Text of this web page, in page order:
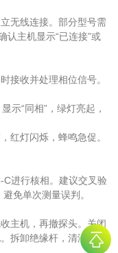
无线连接。部分型号需
认主机显示“已连接”或
收并处理相位信号。
“同相”，绿灯亮起，
红灯闪烁，蜂鸣急促。
进行核相。建议交叉验
免单次测量误判。
主机，再撤探头。关闭
拆卸绝缘杆，清洁后存